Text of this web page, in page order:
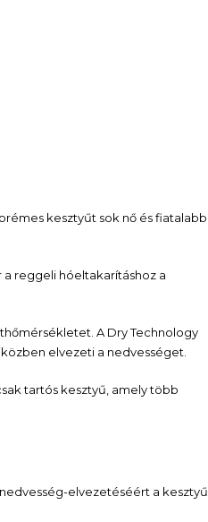
kesztyűt sok nő és fiatalabb
a reggeli hóeltakarításhoz a
A Dry Technology
elvezeti a nedvességet.
tartós kesztyű, amely több
elvezetéséért a kesztyű